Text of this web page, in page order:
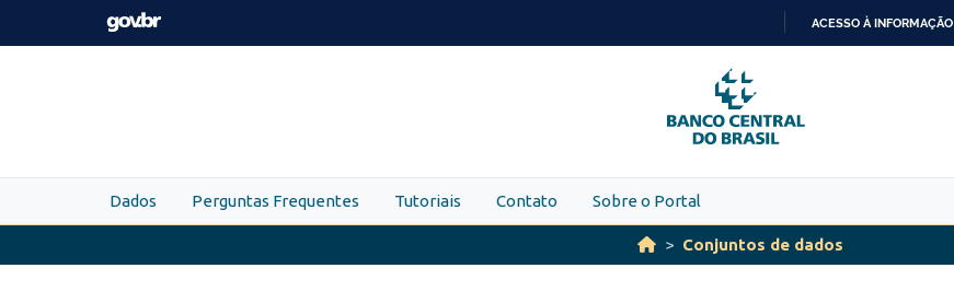
Skip to main content
PARA
O
CONTEÚDO
ACESSO À INFORMAÇÃO
Dados Perguntas Frequentes Tutoriais Contato Sobre o Portal
Conjuntos de dados